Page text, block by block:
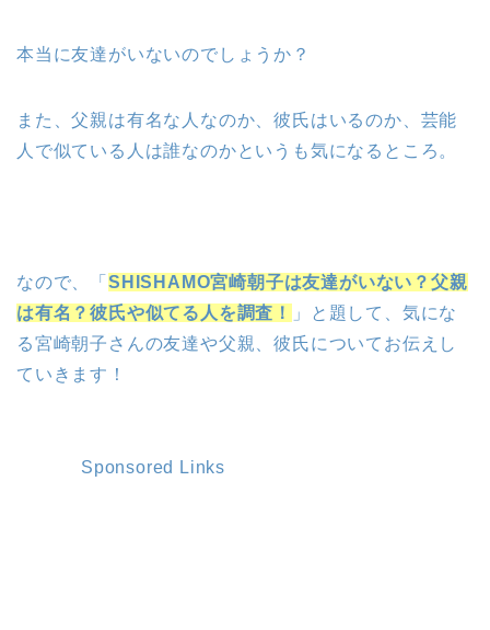
本当に友達がいないのでしょうか？
また、父親は有名な人なのか、彼氏はいるのか、芸能
人で似ている人は誰なのかというも気になるところ。
なので、「 SHISHAMO宮崎朝子は友達がいない？父親
は有名？彼氏や似てる人を調査！
」と題して、気にな
る宮崎朝子さんの友達や父親、彼氏についてお伝えし
ていきます！
Sponsored Links